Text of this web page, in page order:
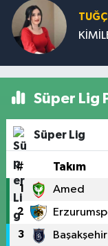
Süper Lig
Süper Lig
# Takım
1 Amed
2
3 Başakşehir